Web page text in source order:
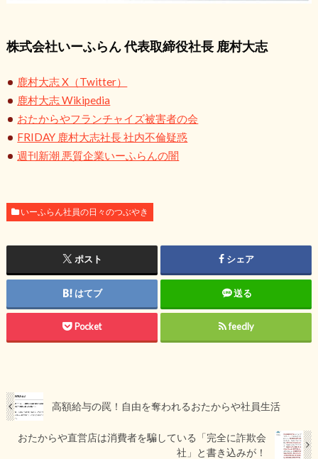
株式会社いーふらん 代表取締役社長 鹿村大志
鹿村大志 X（Twitter）
鹿村大志 Wikipedia
おたからやフランチャイズ被害者の会
FRIDAY 鹿村大志社長 社内不倫疑惑
週刊新潮 悪質企業いーふらんの闇
いーふらん社員の日々のつぶやき
ポスト シェア
はてブ 送る
Pocket feedly
高額給与の罠！自由を奪われるおたからや社員生活
おたからや直営店は消費者を騙している「完全に詐欺会
社」と書き込みが！